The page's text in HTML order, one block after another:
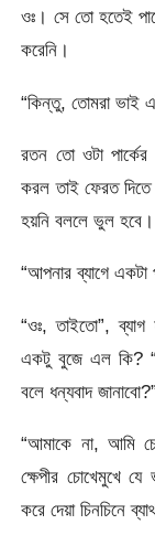
ওঃ। সে তো হতেই
করেনি।
“কিন্তু, তোমরা ভাই
রতন তো ওটা পার্কের
করল তাই ফেরত
হয়নি বললে ভুল হবে।
“আপনার ব্যাগে
“ওঃ, তাইতো”,
একটু বুজে এল কি?
বলে ধন্যবাদ জানাবো?”
“আমাকে না, আমি
ক্ষেপীর চোখেমুখে
করে দেয়া চিনচিনে